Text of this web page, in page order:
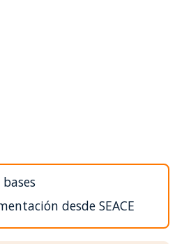
desde SEACE